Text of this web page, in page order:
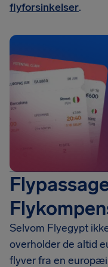
flyforsinkelser.
Selvom Flyegypt
overholder de altid
flyver fra en